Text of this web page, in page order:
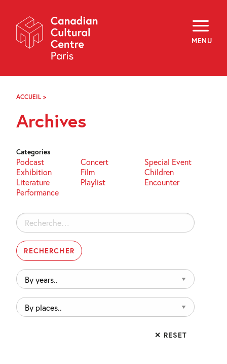
Navigation
MENU
About
Programming
Off-Site
Explore
i
ACCUEIL >
Archives
Categories
Podcast Concert
Special Event
Exhibition
Film
Children
Literature
Playlist
Encounter
Performance
Rechercher :
By
years..
By
places..
✕ RESET